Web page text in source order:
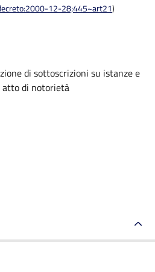
12-28;445~art21)
di sottoscrizioni su istanze e
di notorietà